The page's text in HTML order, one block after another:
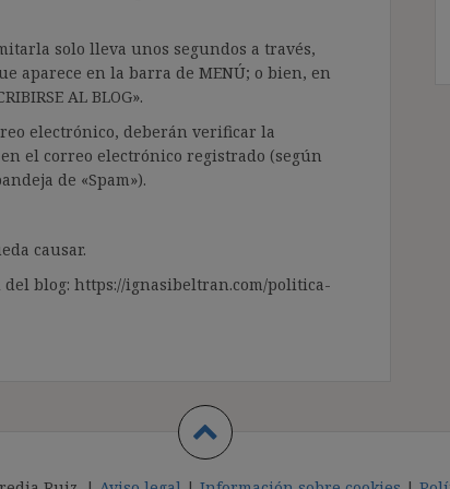
solo lleva unos segundos a través,
aparece en la barra de MENÚ; o bien, en
AL BLOG».
electrónico, deberán verificar la
el correo electrónico registrado (según
de «Spam»).
causar.
blog: https://ignasibeltran.com/politica-